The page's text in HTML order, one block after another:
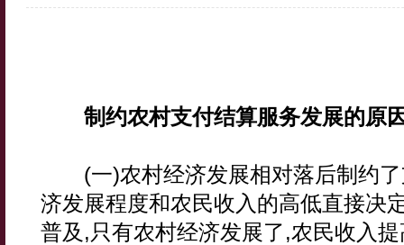
制约农村支付结算服务发展的原
(一)农村经济发展相对落后制约了
济发展程度和农民收入的高低直接决
普及,只有农村经济发展了,农民收入